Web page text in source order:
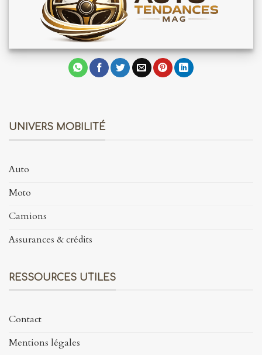
UNIVERS MOBILITÉ
Auto
Moto
Camions
Assurances & crédits
RESSOURCES UTILES
Contact
Mentions légales